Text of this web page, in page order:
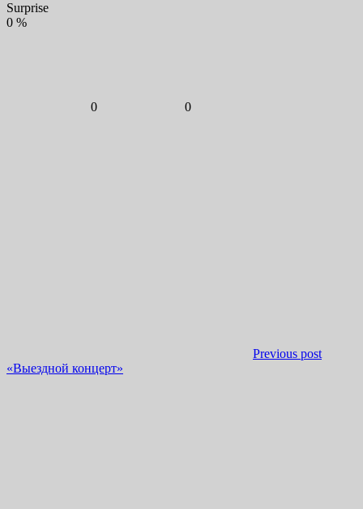
Surprise
0 %
0 0
Previous post
«Выездной концерт»